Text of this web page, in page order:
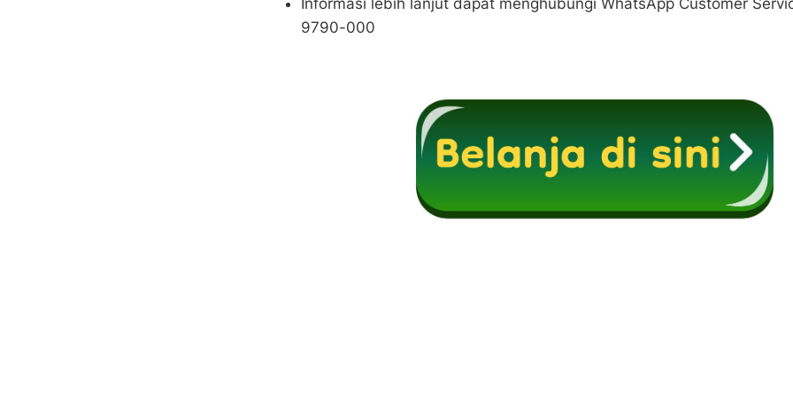
Informasi lebih lanjut dapat menghubungi WhatsApp Customer
9790-000